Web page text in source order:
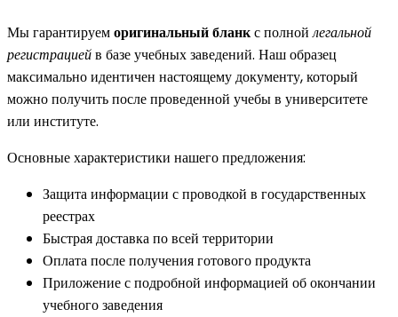
Мы гарантируеморигинальный бланкс полнойлегальной
регистрациейв базе учебных заведений. Наш образец
максимально идентичен настоящему документу, который
можно получить после проведенной учебы в университете
или институте.
Основные характеристики нашего предложения:
Защита информации с проводкой в государственных
реестрах
Быстрая доставка по всей территории
Оплата после получения готового продукта
Приложение с подробной информацией об окончании
учебного заведения